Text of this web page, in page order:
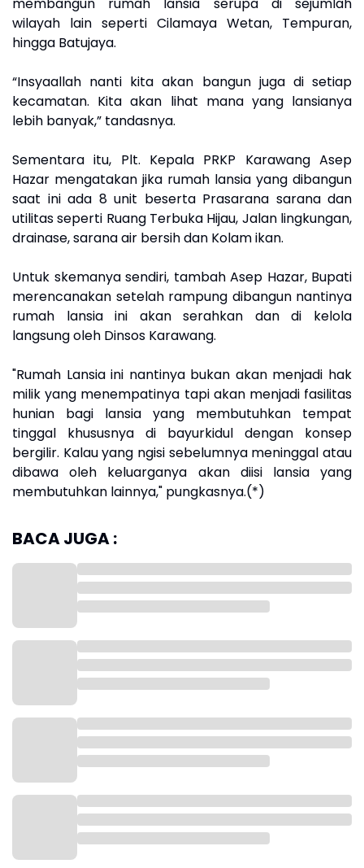
membangun rumah lansia serupa di sejumlah
wilayah lain seperti Cilamaya Wetan, Tempuran,
hingga Batujaya.
“Insyaallah nanti kita akan bangun juga di setiap
kecamatan. Kita akan lihat mana yang lansianya
lebih banyak,” tandasnya.
Sementara itu, Plt. Kepala PRKP Karawang Asep
Hazar mengatakan jika rumah lansia yang dibangun
saat ini ada 8 unit beserta Prasarana sarana dan
utilitas seperti Ruang Terbuka Hijau, Jalan lingkungan,
drainase, sarana air bersih dan Kolam ikan.
Untuk skemanya sendiri, tambah Asep Hazar, Bupati
merencanakan setelah rampung dibangun nantinya
rumah lansia ini akan serahkan dan di kelola
langsung oleh Dinsos Karawang.
"Rumah Lansia ini nantinya bukan akan menjadi hak
milik yang menempatinya tapi akan menjadi fasilitas
hunian bagi lansia yang membutuhkan tempat
tinggal khususnya di bayurkidul dengan konsep
bergilir. Kalau yang ngisi sebelumnya meninggal atau
dibawa oleh keluarganya akan diisi lansia yang
membutuhkan lainnya," pungkasnya.(*)
BACA JUGA :